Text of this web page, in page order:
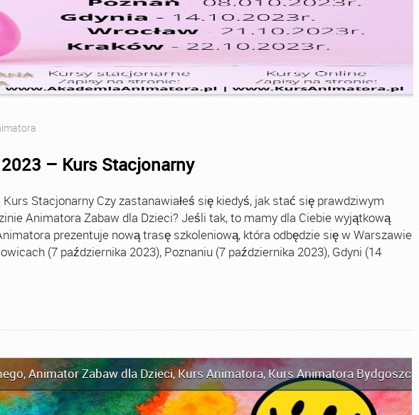
– Kurs Stacjonarny
Stacjonarny Czy zastanawiałeś się kiedyś, jak stać się prawdziwym
Animatora Zabaw dla Dzieci? Jeśli tak, to mamy dla Ciebie wyjątkową
prezentuje nową trasę szkoleniową, która odbędzie się w Warszawie
(7 października 2023), Poznaniu (7 października 2023), Gdyni (14
,Animator Zabaw dla Dzieci,Kurs Animatora,Kurs Animatora Bydgoszcz